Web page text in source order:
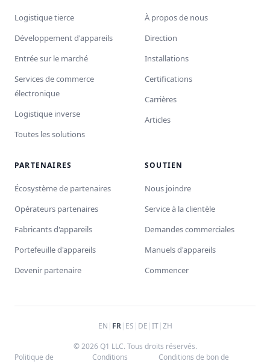
Logistique tierce
Développement d'appareils
Entrée sur le marché
Services de commerce
électronique
Logistique inverse
Toutes les solutions
À propos de nous
Direction
Installations
Certifications
Carrières
Articles
PARTENAIRES
Écosystème de partenaires
Opérateurs partenaires
Fabricants d'appareils
Portefeuille d'appareils
Devenir partenaire
SOUTIEN
Nous joindre
Service à la clientèle
Demandes commerciales
Manuels d'appareils
Commencer
EN | FR| ES | DE |IT|ZH
© 2026 Q1 LLC. Tous droits réservés.
Politique de
Conditions
Conditions de bon de